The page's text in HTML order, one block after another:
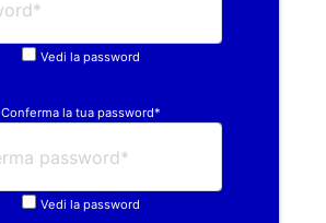
Vedi la password
Conferma la tua password*
Vedi la password